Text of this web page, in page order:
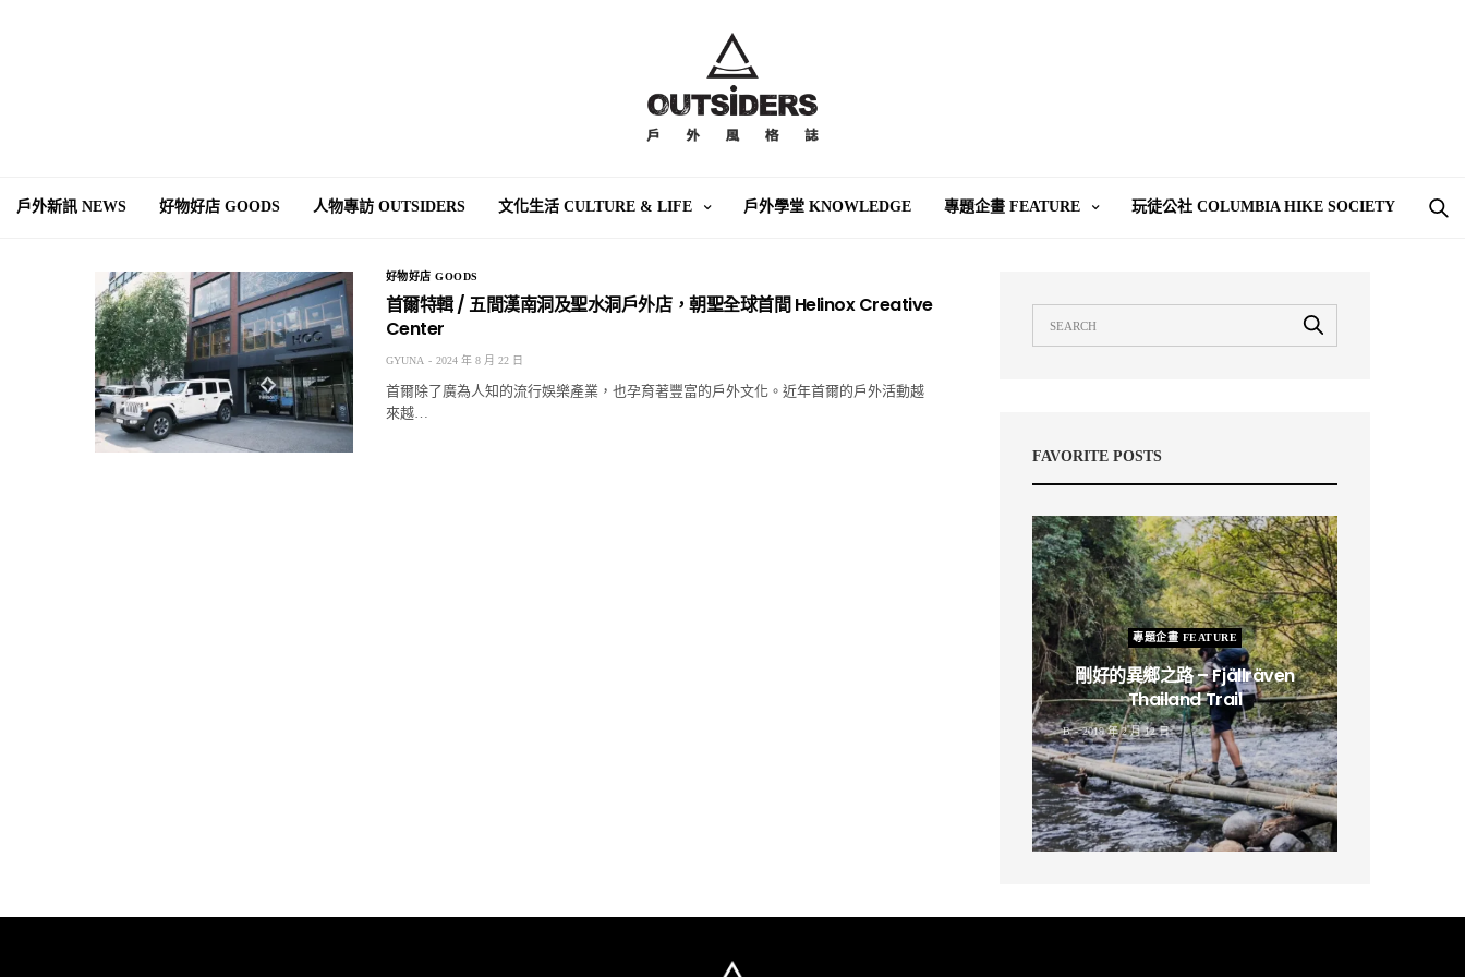
戶外新訊 NEWS 好物好店 GOODS 人物專訪 OUTSIDERS 文化生活 CULTURE & LIFE 戶外學堂 KNOWLEDGE 專題企畫 FEATURE 玩徒公社 COLUMBIA HIKE SOCIETY
好物好店 GOODS
首爾特輯 / 五間漢南洞及聖水洞戶外店，朝聖全球首間 Helinox Creative
Center
GYUNA 2024 年 8 月 22 日
首爾除了廣為人知的流行娛樂產業，也孕育著豐富的戶外文化。近年首爾的戶外活動越
來越…
FAVORITE POSTS
專題企畫 FEATURE
剛好的異鄉之路 – Fjällräven
Thailand Trail
B 2019 年 2 月 12 日